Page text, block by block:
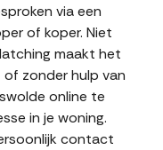
via een
of koper. Niet
maakt het
of zonder hulp van
online te
in je woning.
contact